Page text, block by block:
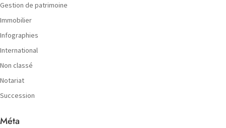
Gestion de patrimoine
Immobilier
Infographies
International
Non classé
Notariat
Succession
Méta